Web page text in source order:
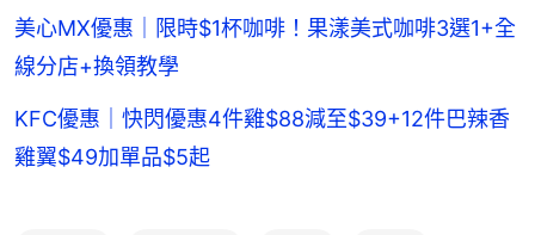
美心MX優惠｜限時$1杯咖啡！果漾美式咖啡3選1+全
線分店+換領教學
KFC優惠｜快閃優惠4件雞$88減至$39+12件巴辣香
雞翼$49加單品$5起